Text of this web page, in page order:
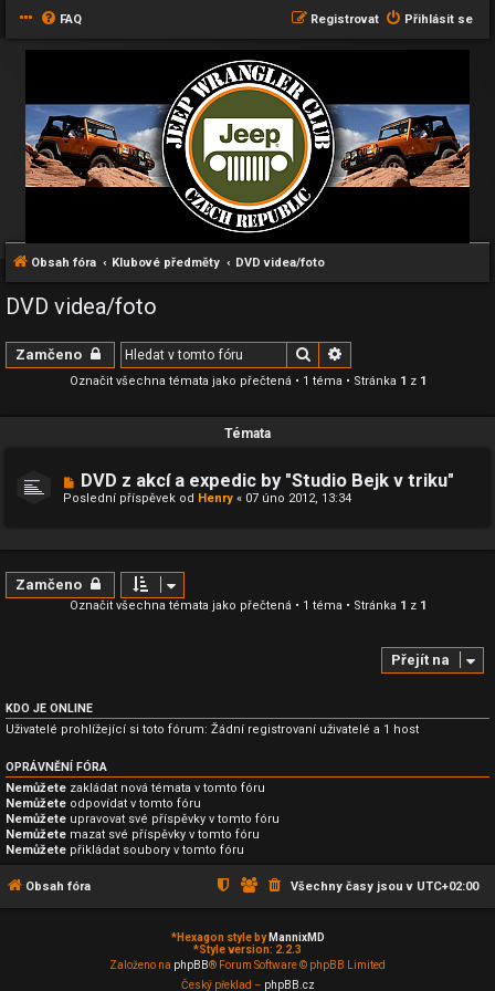
FAQ Přihlásit se
Registrovat
Obsah fóra Klubové předměty DVD videa/foto
DVD videa/foto
Zamčeno Hledat
Označit všechna témata jako přečtená • 1 téma • Stránka 1 z 1
Témata
DVD z akcí a expedic by "Studio Bejk v triku"
Poslední příspěvek od Henry « 07 úno 2012, 13:34
Zamčeno
Označit všechna témata jako přečtená • 1 téma • Stránka 1 z 1
Přejít na
KDO JE ONLINE
Uživatelé prohlížející si toto fórum: Žádní registrovaní uživatelé a 1 host
OPRÁVNĚNÍ FÓRA
Nemůžete zakládat nová témata v tomto fóru
Nemůžete odpovídat v tomto fóru
Nemůžete upravovat své příspěvky v tomto fóru
Nemůžete mazat své příspěvky v tomto fóru
Nemůžete přikládat soubory v tomto fóru
Obsah fóra Všechny časy jsou v UTC+02:00
*Hexagon style by MannixMD
*Style version: 2.2.3
Založeno na phpBB® Forum Software © phpBB Limited
Český překlad – phpBB.cz